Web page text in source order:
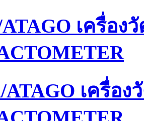
เครื่อ
ATAGO เครื่อ